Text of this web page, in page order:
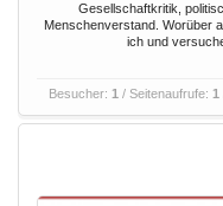
Gesellschaftkritik,
Menschenverstand. Worüber
ich und
Besucher: 1 / Seitenaufrufe: 1